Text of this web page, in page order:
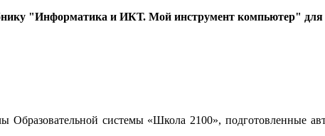
"Информатика и ИКТ. Мой инструмент компьютер" для
Образовательной системы «Школа 2100», подготовленные